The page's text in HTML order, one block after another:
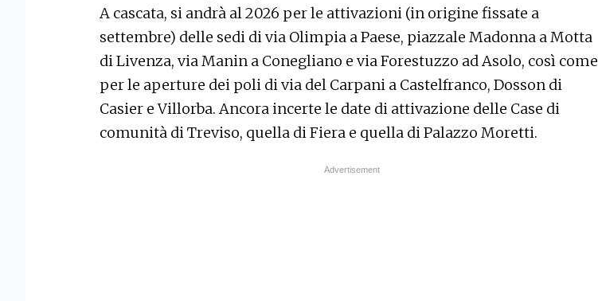
A cascata, si andrà al 2026 per le attivazioni (in origine fissate a
settembre) delle sedi di via Olimpia a Paese, piazzale Madonna a Motta
di Livenza, via Manin a Conegliano e via Forestuzzo ad Asolo, così come
per le aperture dei poli di via del Carpani a Castelfranco, Dosson di
Casier e Villorba. Ancora incerte le date di attivazione delle Case di
comunità di Treviso, quella di Fiera e quella di Palazzo Moretti.